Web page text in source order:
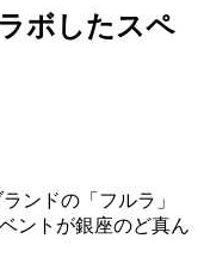
ボしたスペ
ンドの「フルラ」
ントが銀座のど真ん